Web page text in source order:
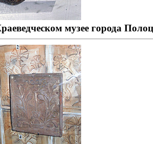
музее города